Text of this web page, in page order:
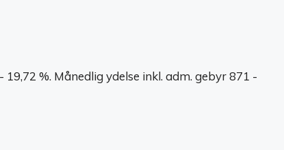
%. Månedlig ydelse inkl. adm. gebyr 871 -